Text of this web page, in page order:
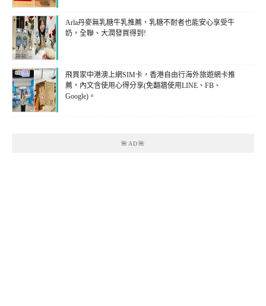
Arla丹麥無乳糖牛乳推薦，乳糖不耐者也能安心享受牛
奶，全聯、大潤發買得到!
飛買家中港澳上網SIM卡，香港自由行海外旅遊網卡推
薦，內文含使用心得分享(免翻牆使用LINE、FB、
Google)。
🌺AD🌺